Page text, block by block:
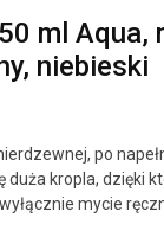
ml Aqua,
niebieski
po
kropla, dzięki
mycie